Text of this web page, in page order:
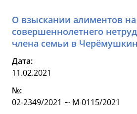
О взыскании алиментов
совершеннолетнего
члена семьи в
Дата:
11.02.2021
№:
02-2349/2021 ∼ М-0115/2021